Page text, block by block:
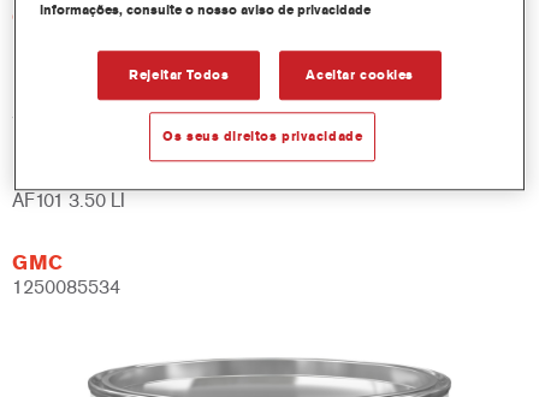
Características do produto
Product Variant
3.5LT
AF101 3.50 LI
GMC
1250085534
informações, consulte o nosso aviso de privacidade
Rejeitar Todos Aceitar cookies
Os seus direitos privacidade